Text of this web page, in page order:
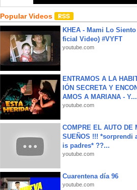
Popular Videos
KHEA - Mami Lo Siento
ficial Video) #VYFT
youtube.com
ENTRAMOS A LA
IÓN SECRETA Y
AMOS A MARIANA - Y...
youtube.com
COMPRE EL AUTO DE
SUEÑOS !!! *sorprendi
is padres* ??...
youtube.com
Cuarentena día 96
youtube.com